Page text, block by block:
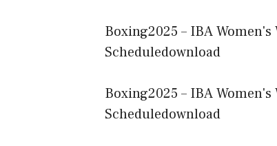
Boxing2025 – IBA
Scheduledownload
Boxing2025 – IBA
Scheduledownload